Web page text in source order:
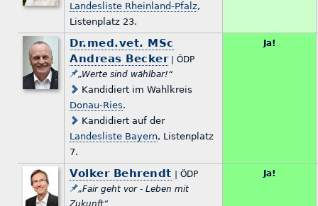
Landesliste Rheinland-Pfalz,
Listenplatz 23.
Dr.med.vet. MSc
Andreas Becker| ÖDP
„Werte sind wählbar!“
Kandidiert im Wahlkreis
Donau-Ries.
Kandidiert auf der
Landesliste Bayern, Listenplatz
7.
Ja!
Volker Behrendt | ÖDP
„Fair geht vor - Leben mit
Ja!